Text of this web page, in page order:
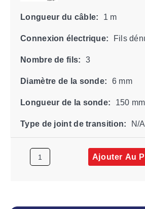
Longueur du câble: 1 m
Connexion électrique: Fils
Nombre de fils: 3
Diamètre de la sonde: 6 mm
Longueur de la sonde: 150 mm
Type de joint de transition: N/A
Ajouter Au